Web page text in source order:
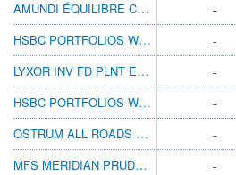
AMUNDI ÉQUILIBRE CLIMAT IC
-
HSBC PORTFOLIOS WORLD SELECTION 3 AMHEUR
-
LYXOR INV FD PLNT ESG GLB BAL A EUR ACC
-
HSBC PORTFOLIOS WORLD SELECTION 2 AMHEUR
-
OSTRUM ALL ROADS MAC ALLC N/A EUR
-
MFS MERIDIAN PRUDENT CAPITAL AH1 EUR
-